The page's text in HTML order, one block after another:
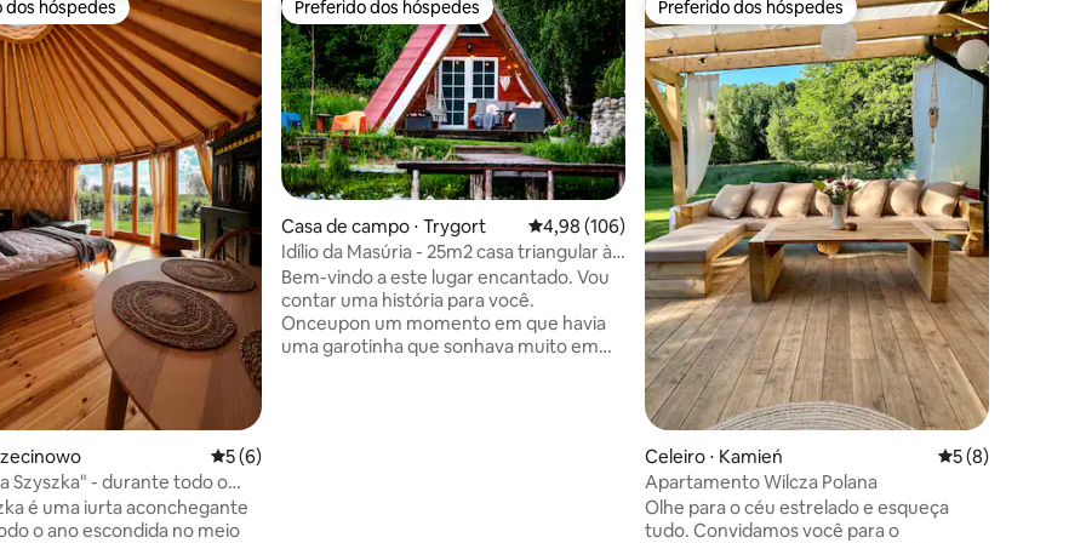
de 5, 13 avaliações
dos hóspedes
dos hóspedes
5 de uma avaliação média de 5, 6 avaliações
5 (6)
Szyszka" - durante todo o
é uma iurta aconchegante
o ano escondida no meio
Preferido dos hóspedes
Preferido dos hóspedes
Casa de campo ⋅ Trygort 4,98 de uma avaliação média de 5, 106 avaliações
4,98 (106)
Idílio da Masúria - 25m2 casa triangular à
beira do lago
Bem-vindo a este lugar encantado. Vou
contar uma história para você.
Onceupon um momento em que havia
uma garotinha que sonhava muito em
Preferido dos hóspedes
Preferido dos hóspedes
Celeiro ⋅ Kamień 5 de uma
5 (8)
Apartamento Wilcza Polana
Olhe para o céu estrelado e esqueça
tudo. Convidamos você para o